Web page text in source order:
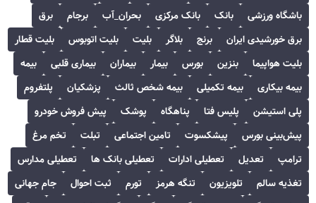
باشگاه ورزشی
بانک بانک مرکزی بحران_آب برجام
برق
برق خورشیدی ایران
برنج بلاگر بلیت بلیت اتوبوس
بلیت قطار
بلیت هواپیما
بنزین بورس بیمار بیماران بیماری قلبی
بیمه
بیمه بیکاری
بیمه تکمیلی بیمه شخص ثالث پزشکیان
پلتفروم
پلی استیشن
پلیس فتا پناهگاه پوشک
پیش فروش خودرو
پیش‌بینی بورس
پیشکسوت تامین اجتماعی تبلت
تخم مرغ
ترامپ
تعدیل تعطیلی ادارات تعطیلی بانک ها
تعطیلی مدارس
تغذیه سالم
تلویزیون تنگه هرمز تورم ثبت احوال
جام جهانی